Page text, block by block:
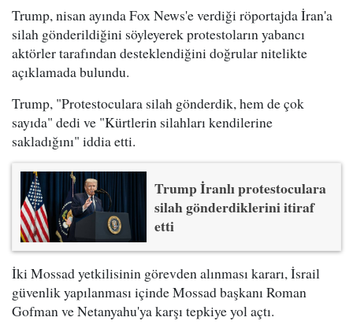
Trump, nisan ayında Fox News'e verdiği röportajda İran'a
silah gönderildiğini söyleyerek protestoların yabancı
aktörler tarafından desteklendiğini doğrular nitelikte
açıklamada bulundu.
Trump, "Protestoculara silah gönderdik, hem de çok
sayıda" dedi ve "Kürtlerin silahları kendilerine
sakladığını" iddia etti.
Trump İranlı protestoculara
silah gönderdiklerini itiraf
etti
İki Mossad yetkilisinin görevden alınması kararı, İsrail
güvenlik yapılanması içinde Mossad başkanı Roman
Gofman ve Netanyahu'ya karşı tepkiye yol açtı.